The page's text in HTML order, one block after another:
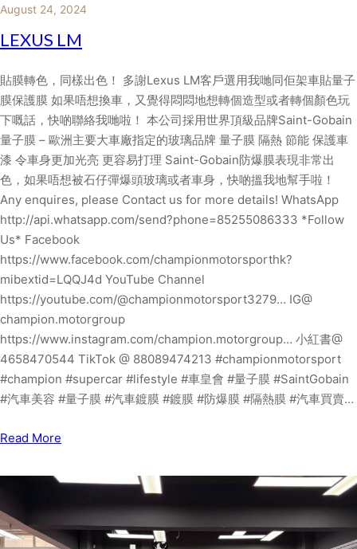
August 24, 2024
LEXUS LM
貼膜轉色，同樣出色！ 多謝Lexus LM客戶選用我哋同佢架車貼量子
膜保護膜 如果唔想換車，又覺得悶悶地想轉個造型或者轉個顏色玩
下嘅話，快啲聯絡我哋啦！ 本公司採用世界頂級品牌Saint-Gobain
量子膜 – 歐洲主要大車廠指定的玻璃品牌 量子膜 隔熱 節能 保護車
漆 令車身更加光亮 更容易打理 Saint-Gobain防爆膜表現非常出
色，如果唔想被石仔彈爆頭玻璃或者車身，快啲搵我地幫手啦！
Any enquires, please Contact us for more details! WhatsApp
http://api.whatsapp.com/send?phone=85255086333 *Follow
Us* Facebook
https://www.facebook.com/championmotorsporthk?
mibextid=LQQJ4d YouTube Channel
https://youtube.com/@championmotorsport3279… IG@
champion.motorgroup
https://www.instagram.com/champion.motorgroup… 小紅書@
4658470544 TikTok @ 88089474213 #championmotorsport
#champion #supercar #lifestyle #車皇會 #量子膜 #SaintGobain
#汽車美容 #量子膜 #汽車鍍膜 #鍍膜 #防爆膜 #隔熱膜 #汽車買賣…
Read More